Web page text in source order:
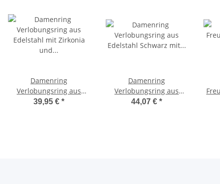
Damenring
Verlobungsring aus
Edelstahl mit Zirkonia
39,95 € *
Damenring
Verlobungsring aus
Edelstahl Schwarz mit
44,07 € *